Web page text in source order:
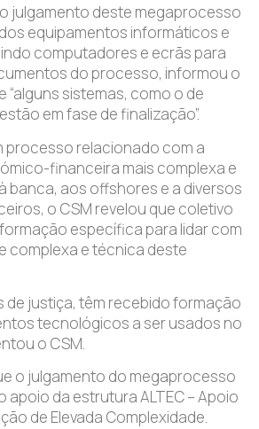
julgamento deste megaprocesso
equipamentos informáticos e
computadores e ecrãs para
do processo, informou o
“alguns sistemas, como o de
em fase de finalização”.
processo relacionado com a
financeira mais complexa e
banca, aos offshores e a diversos
o CSM revelou que coletivo
específica para lidar com
complexa e técnica deste
de justiça, têm recebido formação
tecnológicos a ser usados no
o CSM.
o julgamento do megaprocesso
apoio da estrutura ALTEC – Apoio
de Elevada Complexidade.